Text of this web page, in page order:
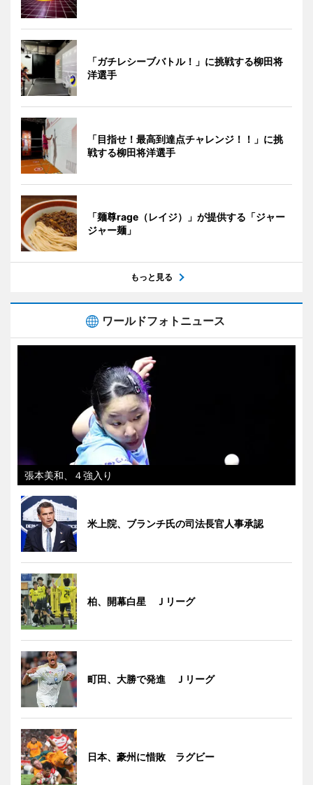
「ガチレシーブバトル！」に挑戦する柳田将
洋選手
「目指せ！最高到達点チャレンジ！！」に挑
戦する柳田将洋選手
「麺尊rage（レイジ）」が提供する「ジャー
ジャー麺」
もっと見る
ワールドフォトニュース
張本美和、４強入り
米上院、ブランチ氏の司法長官人事承認
柏、開幕白星 Ｊリーグ
町田、大勝で発進 Ｊリーグ
日本、豪州に惜敗 ラグビー